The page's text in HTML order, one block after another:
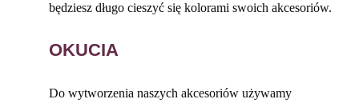
będziesz długo cieszyć się kolorami swoich akcesoriów.
OKUCIA
Do wytworzenia naszych akcesoriów używamy